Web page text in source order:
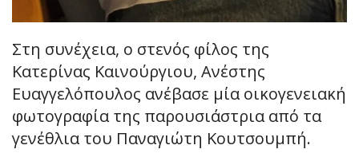
Στη συνέχεια, ο στενός φίλος της
Κατερίνας Καινούργιου, Ανέστης
Ευαγγελόπουλος ανέβασε μία οικογενειακή
φωτογραφία της παρουσιάστρια από τα
γενέθλια του Παναγιώτη Κουτσουμπή.